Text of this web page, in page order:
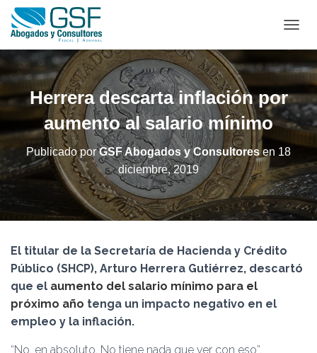
A
M
B
A
M
O
O
D
E
N
A
G
Herrera descarta inflación por
aumento al salario mínimo
Publicado porGSF Abogados y Consultoresen 18
diciembre, 2019
El titular de la Secretaría de Hacienda y Crédito
Público (SHCP), Arturo Herrera Gutiérrez, descartó
que el aumento del salario mínimo para el
próximo año tenga un impacto negativo en el
empleo y la inflación.
“No, en absoluto. No tiene nada que ver con eso”,